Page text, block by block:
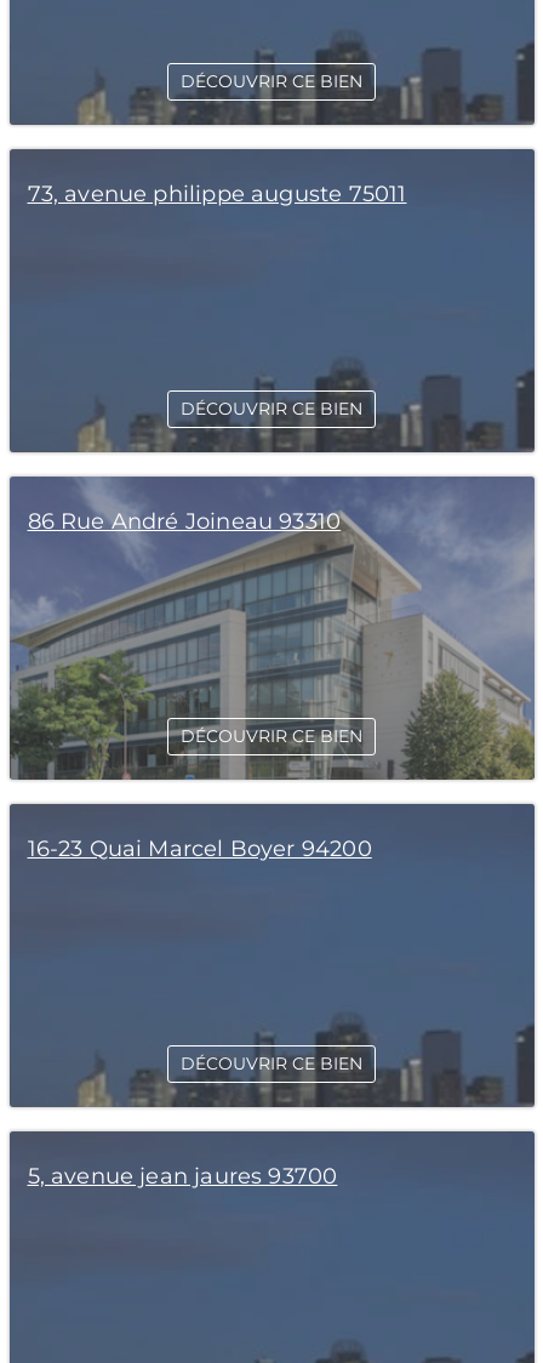
DÉCOUVRIR CE BIEN
73, avenue philippe auguste 75011
DÉCOUVRIR CE BIEN
86 Rue André Joineau 93310
DÉCOUVRIR CE BIEN
16-23 Quai Marcel Boyer 94200
DÉCOUVRIR CE BIEN
5, avenue jean jaures 93700